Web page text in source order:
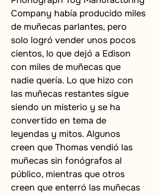
Company había producido miles
de muñecas parlantes, pero
solo logró vender unos pocos
cientos, lo que dejó a Edison
con miles de muñecas que
nadie quería. Lo que hizo con
las muñecas restantes sigue
siendo un misterio y se ha
convertido en tema de
leyendas y mitos. Algunos
creen que Thomas vendió las
muñecas sin fonógrafos al
público, mientras que otros
creen que enterró las muñecas